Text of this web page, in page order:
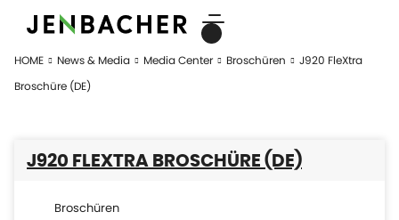
HOME News & Media Media Center Broschüren
J920 FleXtra
Broschüre (DE)
J920 FLEXTRA BROSCHÜRE (DE)
Broschüren